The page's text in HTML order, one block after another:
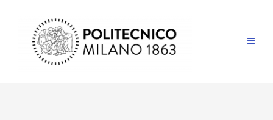
contenuto